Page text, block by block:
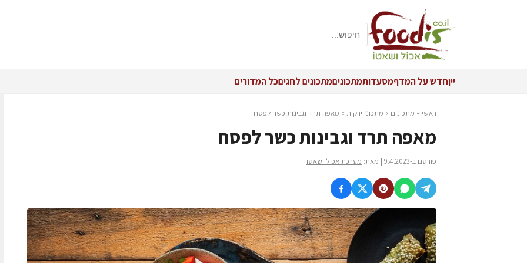
ייןחדש על המדףמסעדותמתכוניםמתכונים לחגיםכל המדורים
ראשי » מתכונים » מתכוני ירקות » מאפה תרד וגבינות כשר לפסח
מאפה תרד וגבינות כשר לפסח
פורסם ב-9.4.2023 | מאת: מערכת אכול ושאטו